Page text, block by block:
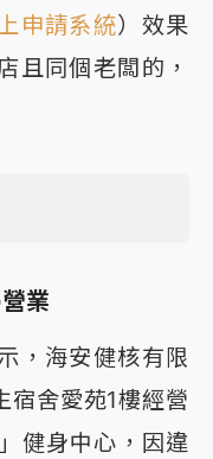
申請系統）效果
且同個老闆的，
業
，海安健核有限
宿舍愛苑1樓經營
健身中心，因違